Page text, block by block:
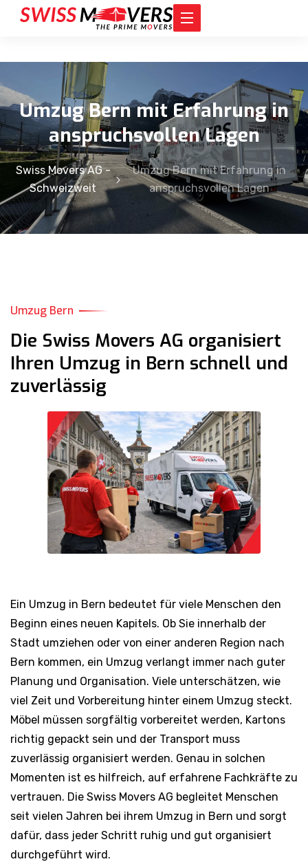
Umzug Bern mit Erfahrung in
anspruchsvollen Lagen
Swiss Movers AG -
Schweizweit
Umzug Bern mit Erfahrung in
anspruchsvollen Lagen
Umzug Bern
Die Swiss Movers AG organisiert
Ihren Umzug in Bern schnell und
zuverlässig
Ein Umzug in Bern bedeutet für viele Menschen den
Beginn eines neuen Kapitels. Ob Sie innerhalb der
Stadt umziehen oder von einer anderen Region nach
Bern kommen, ein Umzug verlangt immer nach guter
Planung und Organisation. Viele unterschätzen, wie
viel Zeit und Vorbereitung hinter einem Umzug steckt.
Möbel müssen sorgfältig vorbereitet werden, Kartons
richtig gepackt sein und der Transport muss
zuverlässig organisiert werden. Genau in solchen
Momenten ist es hilfreich, auf erfahrene Fachkräfte zu
vertrauen. Die Swiss Movers AG begleitet Menschen
seit vielen Jahren bei ihrem Umzug in Bern und sorgt
dafür, dass jeder Schritt ruhig und gut organisiert
durchgeführt wird.